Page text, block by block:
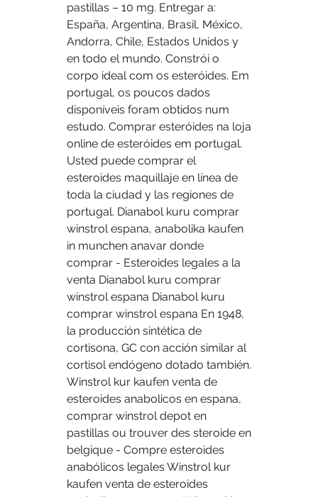
pastillas – 10 mg. Entregar a:
España, Argentina, Brasil, México,
Andorra, Chile, Estados Unidos y
en todo el mundo. Constrói o
corpo ideal com os esteróides. Em
portugal, os poucos dados
disponíveis foram obtidos num
estudo. Comprar esteróides na loja
online de esteróides em portugal.
Usted puede comprar el
esteroides maquillaje en línea de
toda la ciudad y las regiones de
portugal. Dianabol kuru comprar
winstrol espana, anabolika kaufen
in munchen anavar donde
comprar - Esteroides legales a la
venta Dianabol kuru comprar
winstrol espana Dianabol kuru
comprar winstrol espana En 1948,
la producción sintética de
cortisona, GC con acción similar al
cortisol endógeno dotado también.
Winstrol kur kaufen venta de
esteroides anabolicos en espana,
comprar winstrol depot en
pastillas ou trouver des steroide en
belgique - Compre esteroides
anabólicos legales Winstrol kur
kaufen venta de esteroides